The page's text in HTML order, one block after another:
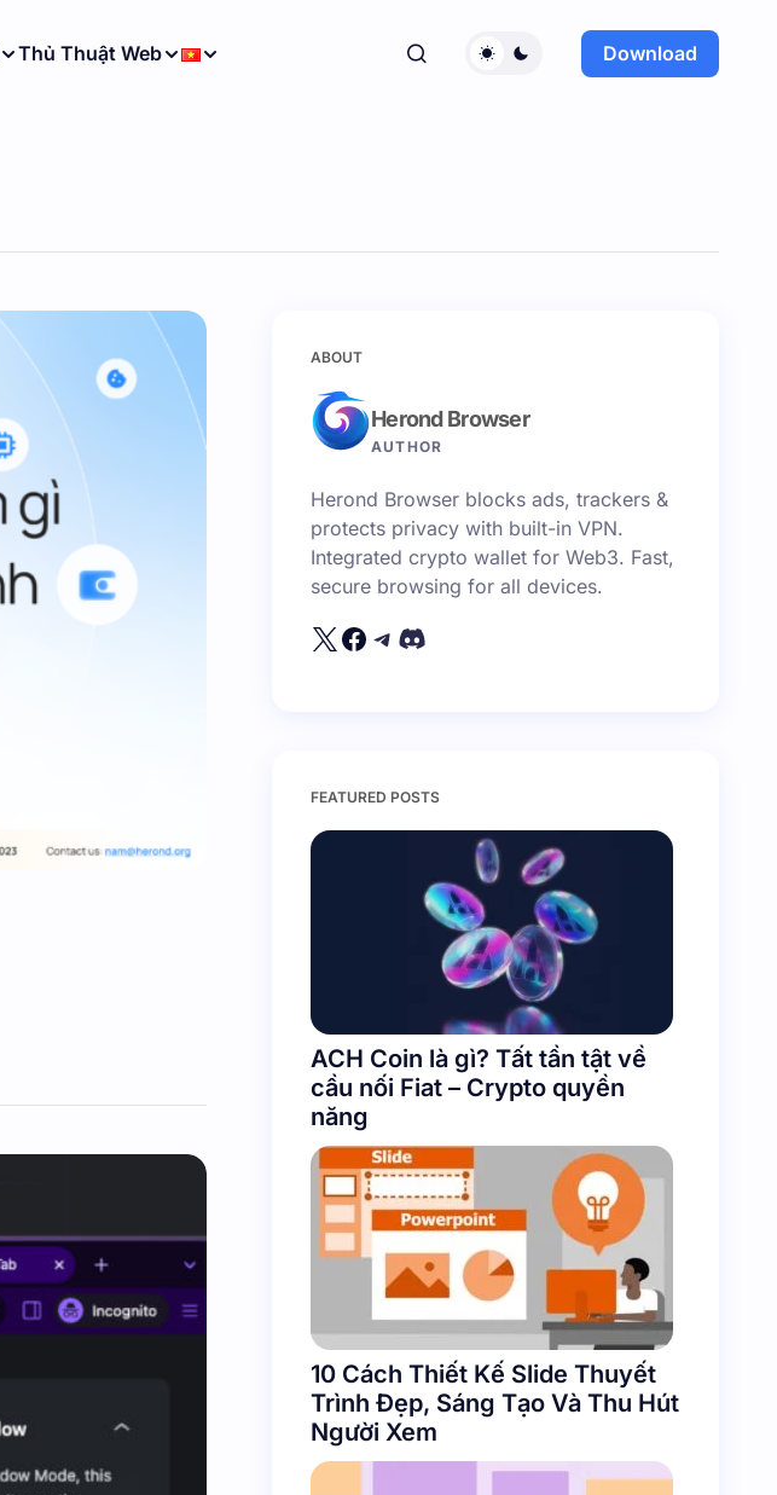
Thủ Thuật Web Download
ABOUT
Herond Browser
AUTHOR
Herond Browser blocks ads, trackers &
protects privacy with built-in VPN.
Integrated crypto wallet for Web3. Fast,
secure browsing for all devices.
FEATURED POSTS
ACH Coin là gì? Tất tần tật về
cầu nối Fiat – Crypto quyền
năng
10 Cách Thiết Kế Slide Thuyết
Trình Đẹp, Sáng Tạo Và Thu Hút
Người Xem